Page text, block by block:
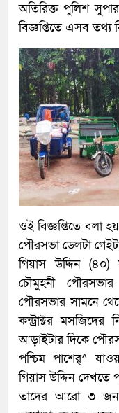
অতিরিক্ত পুলিশ
বিজ্ঞপ্তিতে এসব তথ্য
ওই বিজ্ঞপ্তিতে বলা
পৌরসভা ডেলটা
গিয়াস উদ্দিন (৪০)
চৌমুহনী
পৌরসভার সামনে
কন্ট্রাক্টর
আড়াইটার দিকে
পশ্চিম পাশের্^
গিয়াস উদ্দিন
তাদের আরো ৩ জন